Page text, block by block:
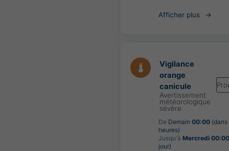
Afficher plus
Vigilance
orange
canicule
Avertissement
météorologique
sévère
De Demain 00:00 (dans
heures)
Jusqu'à Mercredi 00:00
jour)